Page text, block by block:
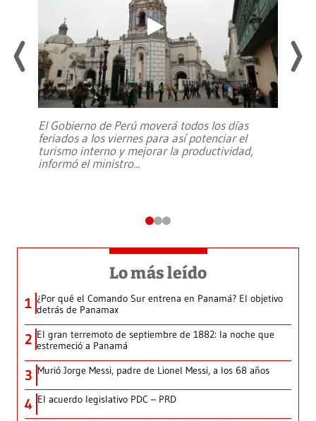
El Gobierno de Perú moverá todos los días
feriados a los viernes para así potenciar el
turismo interno y mejorar la productividad,
informó el ministro...
Lo más leído
1 ¿Por qué el Comando Sur entrena en Panamá? El objetivo
detrás de Panamax
2 El gran terremoto de septiembre de 1882: la noche que
estremeció a Panamá
3 Murió Jorge Messi, padre de Lionel Messi, a los 68 años
4 El acuerdo legislativo PDC – PRD